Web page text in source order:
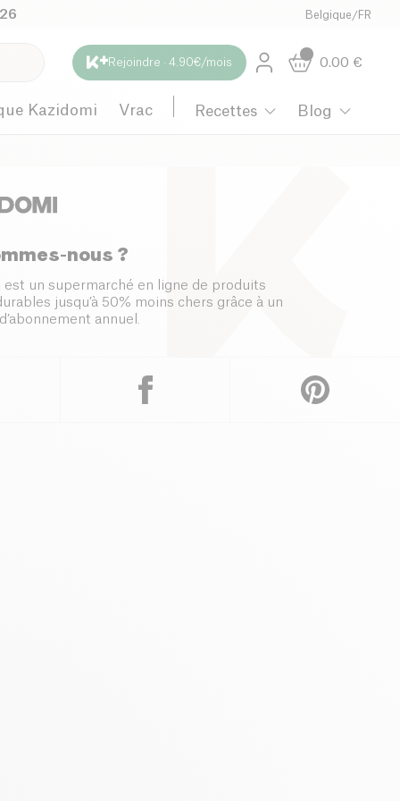
Belgique /FR
Rejoindre · 4.90€/mois 0.00 €
Kazidomi Vrac Recettes Blog
nous ?
est un supermarché en ligne de produits
jusqu’à 50% moins chers grâce à un
annuel.